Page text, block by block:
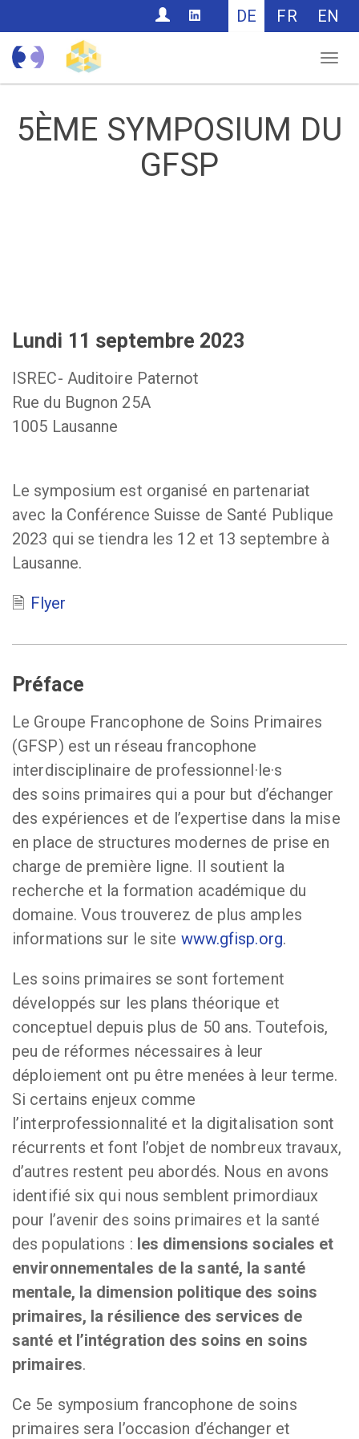
CONTACT DE FR EN
5ÈME SYMPOSIUM DU
GFSP
Lundi 11 septembre 2023
ISREC- Auditoire Paternot
Rue du Bugnon 25A
1005 Lausanne
Le symposium est organisé en partenariat
avec la Conférence Suisse de Santé Publique
2023 qui se tiendra les 12 et 13 septembre à
Lausanne.
Flyer
Préface
Le Groupe Francophone de Soins Primaires
(GFSP) est un réseau francophone
interdisciplinaire de professionnel·le·s
des soins primaires qui a pour but d’échanger
des expériences et de l’expertise dans la mise
en place de structures modernes de prise en
charge de première ligne. Il soutient la
recherche et la formation académique du
domaine. Vous trouverez de plus amples
informations sur le site www.gfisp.org.
Les soins primaires se sont fortement
développés sur les plans théorique et
conceptuel depuis plus de 50 ans. Toutefois,
peu de réformes nécessaires à leur
déploiement ont pu être menées à leur terme.
Si certains enjeux comme
l’interprofessionnalité et la digitalisation sont
récurrents et font l’objet de nombreux travaux,
d’autres restent peu abordés. Nous en avons
identifié six qui nous semblent primordiaux
pour l’avenir des soins primaires et la santé
des populations : les dimensions sociales et
environnementales de la santé, la santé
mentale, la dimension politique des soins
primaires, la résilience des services de
santé et l’intégration des soins en soins
primaires.
Ce 5e symposium francophone de soins
primaires sera l’occasion d’échanger et